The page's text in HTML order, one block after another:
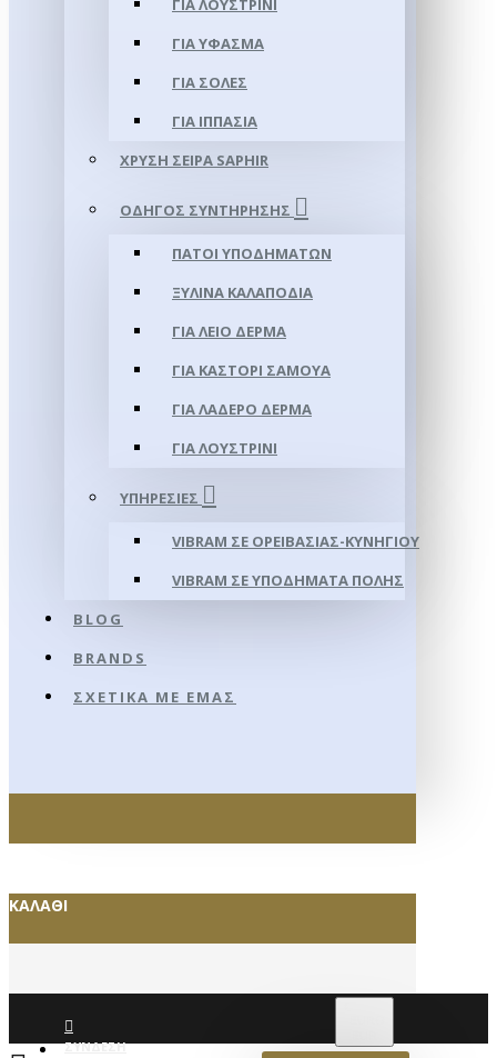
ΓΙΑ ΛΟΥΣΤΡΊΝΙ
ΓΙΑ ΥΦΑΣΜΑ
ΓΙΑ ΣΌΛΕΣ
ΓΙΑ ΙΠΠΑΣΊΑ
ΧΡΥΣΉ ΣΕΙΡΆ SAPHIR
ΟΔΗΓΌΣ ΣΥΝΤΉΡΗΣΗΣ
ΠΆΤΟΙ ΥΠΟΔΗΜΆΤΩΝ
ΞΎΛΙΝΑ ΚΑΛΑΠΌΔΙΑ
ΓΙΑ ΛΕΊΟ ΔΈΡΜΑ
ΓΙΑ ΚΑΣΤΌΡΙ ΣΑΜΟΎΑ
ΓΙΑ ΛΑΔΕΡΌ ΔΈΡΜΑ
ΓΙΑ ΛΟΥΣΤΡΊΝΙ
ΥΠΗΡΕΣΊΕΣ
VIBRAM ΣΕ ΟΡΕΙΒΑΣΊΑΣ-ΚΥΝΗΓΊΟΥ
VIBRAM ΣΕ ΥΠΟΔΉΜΑΤΑ ΠΌΛΗΣ
BLOG
BRANDS
ΣΧΕΤΙΚΆ ΜΕ ΕΜΆΣ
ΚΑΛΆΘΙ
ΣΎΝΔΕΣΗ